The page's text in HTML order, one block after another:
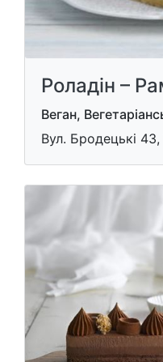
Роладін –
Веган,
Вул. Бродецькі